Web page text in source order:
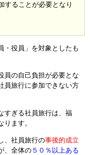
することが必要となり
・役員」を対象としたも
員の自己負担が必要とな
員旅行に参加できない方
すぎる社員旅行は、福
ます。
、社員旅行の事後的成立
、全体の５０％以上ある